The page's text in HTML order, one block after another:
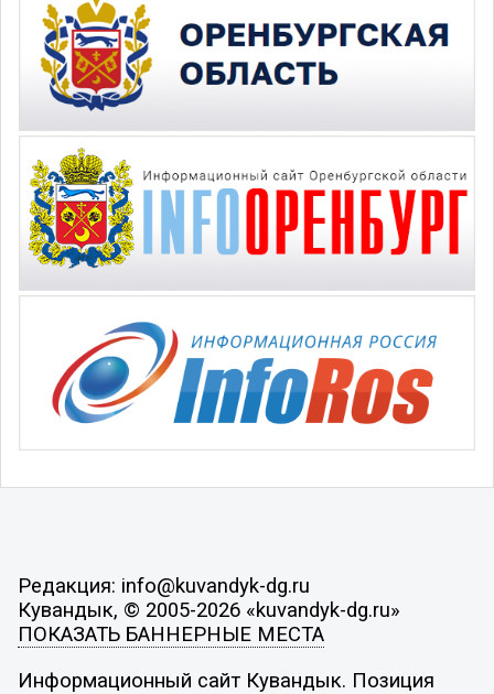
Редакция: info@kuvandyk-dg.ru
Кувандык, © 2005-2026 «kuvandyk-dg.ru»
ПОКАЗАТЬ БАННЕРНЫЕ МЕСТА
Информационный сайт Кувандык. Позиция